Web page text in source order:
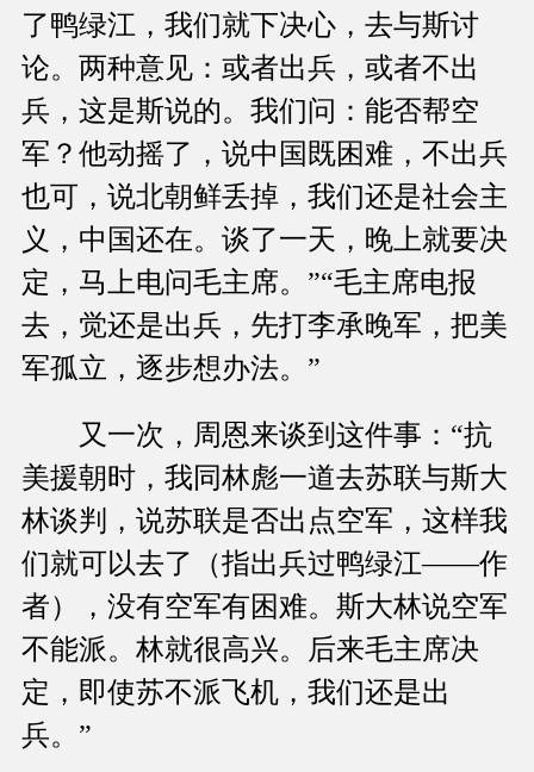
了鸭绿江，我们就下决心，去与斯讨
论。两种意见：或者出兵，或者不出
兵，这是斯说的。我们问：能否帮空
军？他动摇了，说中国既困难，不出兵
也可，说北朝鲜丢掉，我们还是社会主
义，中国还在。谈了一天，晚上就要决
定，马上电问毛主席。”“毛主席电报
去，觉还是出兵，先打李承晚军，把美
军孤立，逐步想办法。”
又一次，周恩来谈到这件事：“抗
美援朝时，我同林彪一道去苏联与斯大
林谈判，说苏联是否出点空军，这样我
们就可以去了（指出兵过鸭绿江——作
者），没有空军有困难。斯大林说空军
不能派。林就很高兴。后来毛主席决
定，即使苏不派飞机，我们还是出
兵。”